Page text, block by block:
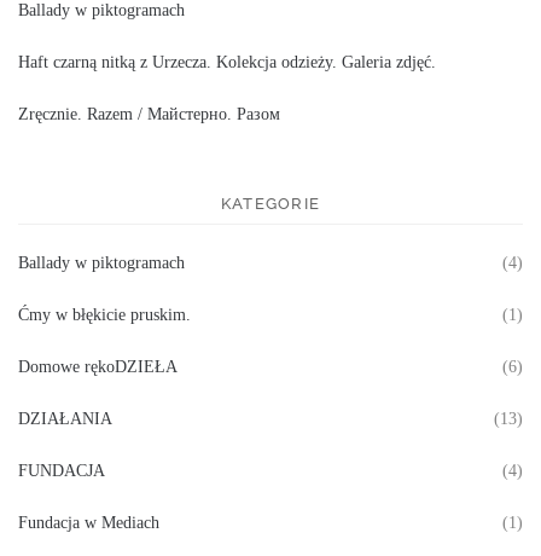
Ballady w piktogramach
Haft czarną nitką z Urzecza. Kolekcja odzieży. Galeria zdjęć.
Zręcznie. Razem / Майстерно. Разом
KATEGORIE
Ballady w piktogramach (4)
Ćmy w błękicie pruskim. (1)
Domowe rękoDZIEŁA (6)
DZIAŁANIA (13)
FUNDACJA (4)
Fundacja w Mediach (1)